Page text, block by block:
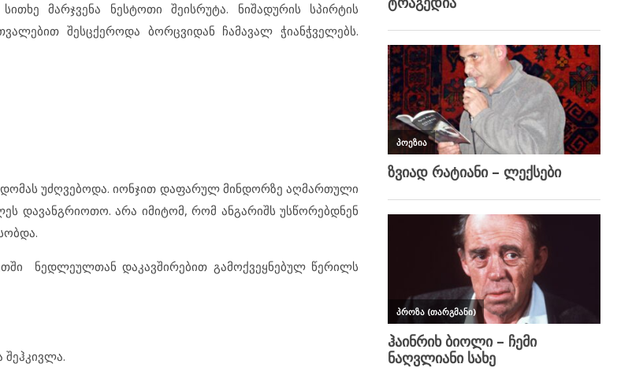
მარჯვენა ნესტოთი შეისრუტა. ნიშადურის სპირტის
შესცქეროდა ბორცვიდან ჩამავალ ჭიანჭველებს.
უძღვებოდა. იონჯით დაფარულ მინდორზე აღმართული
დავანგრიოთო. არა იმიტომ, რომ ანგარიშს უსწორებდნენ
ნედლეულთან დაკავშირებით გამოქვეყნებულ წერილს
შეჰკივლა.